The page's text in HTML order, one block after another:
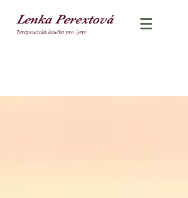
Terapeutická koučka pro ženy
Lenka Perextová